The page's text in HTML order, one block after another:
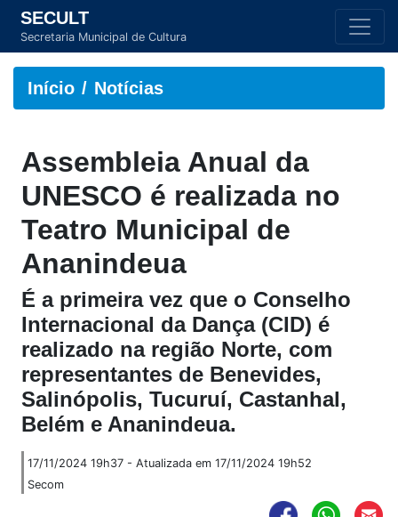
SECULT
Secretaria Municipal de Cultura
Início Notícias
Assembleia Anual da
UNESCO é realizada no
Teatro Municipal de
Ananindeua
É a primeira vez que o Conselho
Internacional da Dança (CID) é
realizado na região Norte, com
representantes de Benevides,
Salinópolis, Tucuruí, Castanhal,
Belém e Ananindeua.
17/11/2024 19h37 - Atualizada em 17/11/2024 19h52
Secom